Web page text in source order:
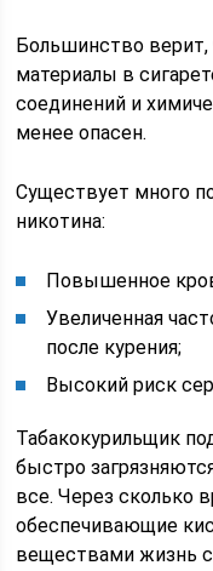
Большинство
материалы в
соединений и
менее опасен.
Существует много
никотина:
Повышенное
Увеличенная
после курения;
Высокий риск
Табакокурильщик
быстро
все. Через сколько
обеспечивающие
веществами жизнь